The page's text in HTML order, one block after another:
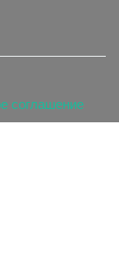
соглашение